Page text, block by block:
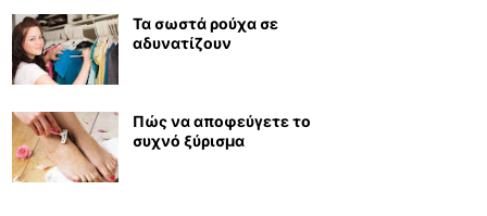
Τα σωστά ρούχα σε
αδυνατίζουν
Πώς να αποφεύγετε το
συχνό ξύρισμα